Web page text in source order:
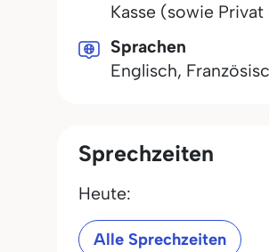
Kasse (sowie
Sprachen
Englisch,
Sprechzeiten
Heute:
Alle Sprechzeiten